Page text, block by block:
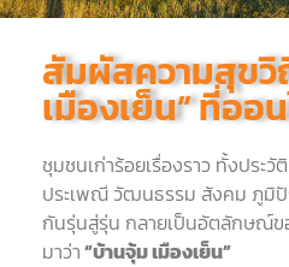
สัมผัสความสุขวิ
เมืองเย็น” ที่ออ
ชุมชนเก่าร้อยเรื่องราว ทั้งประวั
ประเพณี วัฒนธรรม สังคม ภูมิ
กันรุ่นสู่รุ่น กลายเป็นอัตลักษณ์ข
มาว่า“บ้านจุ้มเมืองเย็น”